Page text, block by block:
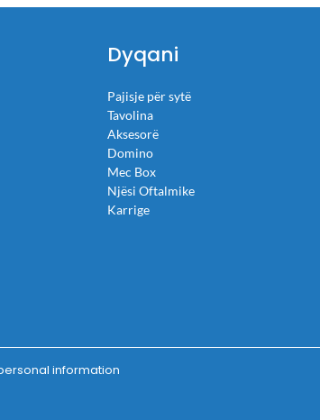
Dyqani
Pajisje për sytë
Tavolina
Aksesorë
Domino
Mec Box
Njësi Oftalmike
Karrige
information